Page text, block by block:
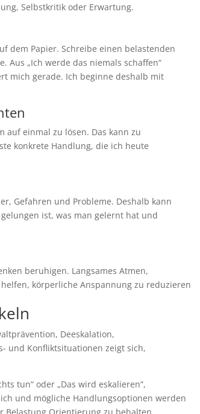
Selbstkritik oder Erwartung.
dem Papier. Schreibe einen belastenden
Aus „Ich werde das niemals schaffen“
mich gerade. Ich beginne deshalb mit
auf einmal zu lösen. Das kann zu
konkrete Handlung, die ich heute
Gefahren und Probleme. Deshalb kann
ist, was man gelernt hat und
beruhigen. Langsames Atmen,
körperliche Anspannung zu reduzieren
Deeskalation,
und Konfliktsituationen zeigt sich,
tun“ oder „Das wird eskalieren“,
und mögliche Handlungsoptionen werden
Orientierung zu behalten.